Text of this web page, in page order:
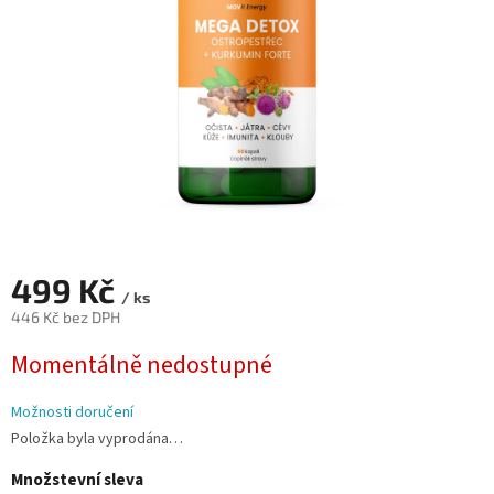
499 Kč / ks
446 Kč bez DPH
cena:
Momentálně nedostupné
Možnosti doručení
Položka byla vyprodána…
Množstevní sleva